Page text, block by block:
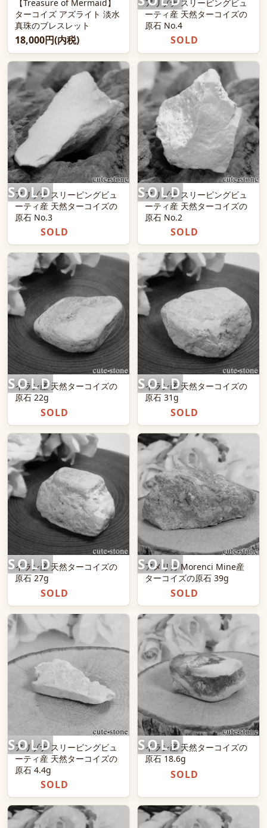
【Treasure of Mermaid】
ターコイズ アズライト 淡水
真珠のブレスレット
18,000円(内税)
アリゾナ スリーピングビュ
ーティ産 天然ターコイズの
原石 No.4
アリゾナ スリーピングビュ
ーティ産 天然ターコイズの
原石 No.3
アリゾナ スリーピングビュ
ーティ産 天然ターコイズの
原石 No.2
イラン産 天然ターコイズの
原石 22g
イラン産 天然ターコイズの
原石 31g
イラン産 天然ターコイズの
原石 27g
アメリカ Morenci Mine産
ターコイズの原石 39g
アリゾナ スリーピングビュ
ーティ産 天然ターコイズの
原石 4.4g
イラン産 天然ターコイズの
原石 18.6g